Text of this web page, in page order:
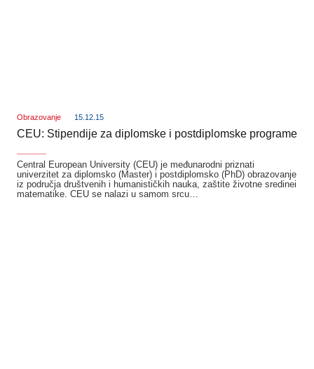
Obrazovanje 15.12.15
CEU: Stipendije za diplomske i postdiplomske programe
Central European University (CEU) je međunarodni priznati
univerzitet za diplomsko (Master) i postdiplomsko (PhD) obrazovanje
iz područja društvenih i humanističkih nauka, zaštite životne sredinei
matematike. CEU se nalazi u samom srcu…